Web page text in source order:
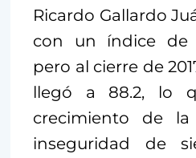
Ricardo Gallardo
con un índice de
pero al cierre de
llegó a 88.2, lo
crecimiento de
inseguridad de